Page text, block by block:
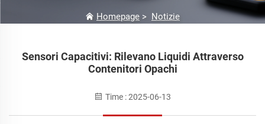
Homepage > Notizie
Sensori Capacitivi: Rilevano Liquidi Attraverso
Contenitori Opachi
Time : 2025-06-13